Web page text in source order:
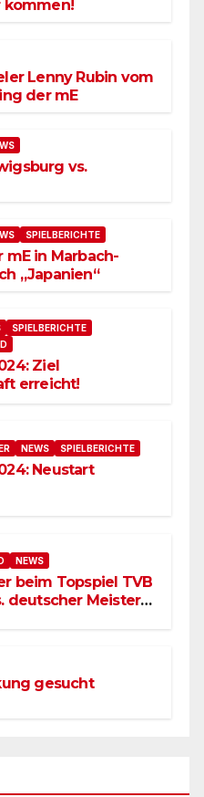
kommen!
Lenny Rubin vom
der mE
vs.
SPIELBERICHTE
in Marbach-
„Japanien“
SPIELBERICHTE
Ziel
erreicht!
NEWS SPIELBERICHTE
Neustart
NEWS
beim Topspiel TVB
deutscher Meister
gesucht